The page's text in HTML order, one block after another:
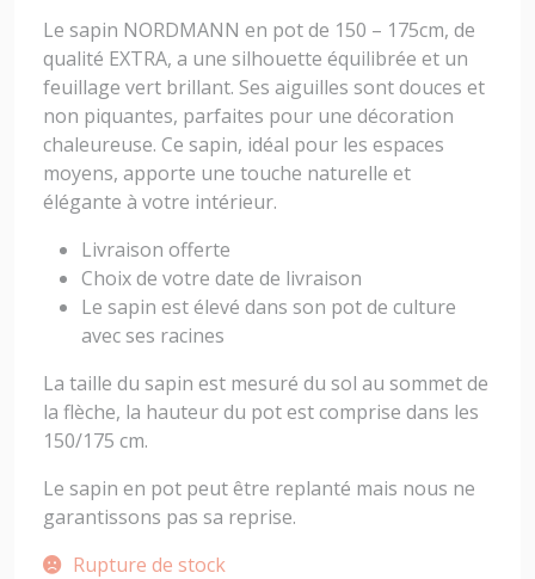
Le sapin NORDMANN en pot de 150 – 175cm, de
qualité EXTRA, a une silhouette équilibrée et un
feuillage vert brillant. Ses aiguilles sont douces et
non piquantes, parfaites pour une décoration
chaleureuse. Ce sapin, idéal pour les espaces
moyens, apporte une touche naturelle et
élégante à votre intérieur.
Livraison offerte
Choix de votre date de livraison
Le sapin est élevé dans son pot de culture
avec ses racines
La taille du sapin est mesuré du sol au sommet de
la flèche, la hauteur du pot est comprise dans les
150/175 cm.
Le sapin en pot peut être replanté mais nous ne
garantissons pas sa reprise.
Rupture de stock